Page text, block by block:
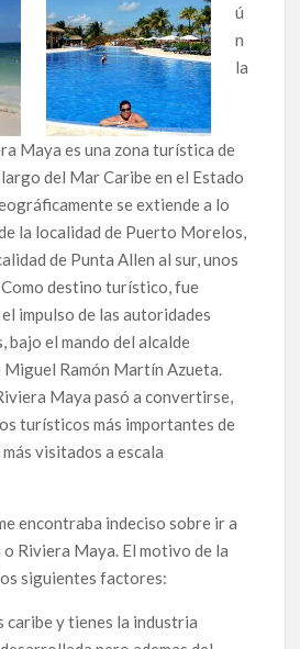
ú
n
la
Maya es una zona turística de
del Mar Caribe en el Estado
se extiende a lo
la localidad de Puerto Morelos,
de Punta Allen al sur, unos
destino turístico, fue
impulso de las autoridades
bajo el mando del alcalde
Miguel Ramón Martín Azueta.
Maya pasó a convertirse,
turísticos más importantes de
visitados a escala
encontraba indeciso sobre ir a
o Riviera Maya. El motivo de la
siguientes factores:
caribe y tienes la industria